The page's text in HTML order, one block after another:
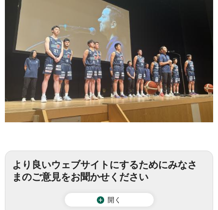
より良いウェブサイトにするためにみなさ
まのご意見をお聞かせください
開く